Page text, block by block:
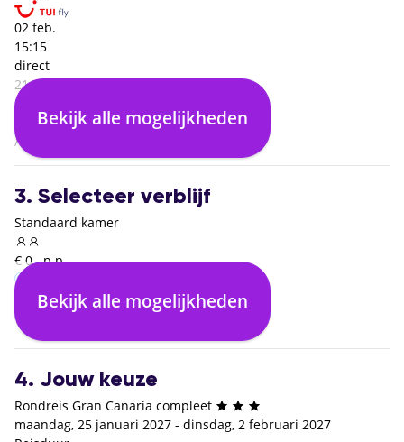
02 feb.
15:15
direct
21:00
Las Palmas (LPA)
04:45
Amsterdam (AMS)
Bekijk alle mogelijkheden
3. Selecteer verblijf
Standaard kamer
€ 0,- p.p.
Inclusief ontbijt
€ 0,- p.p.
Bekijk alle mogelijkheden
4. Jouw keuze
Rondreis Gran Canaria compleet
maandag, 25 januari 2027 - dinsdag, 2 februari 2027